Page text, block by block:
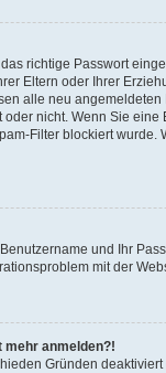
richtige Passwort
Eltern oder Ihrer
alle neu
nicht. Wenn Sie
Filter blockiert
und Ihr
mit der
mehr anmelden?!
Gründen